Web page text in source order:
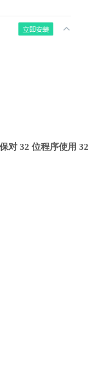
对 32 位程序使用 32